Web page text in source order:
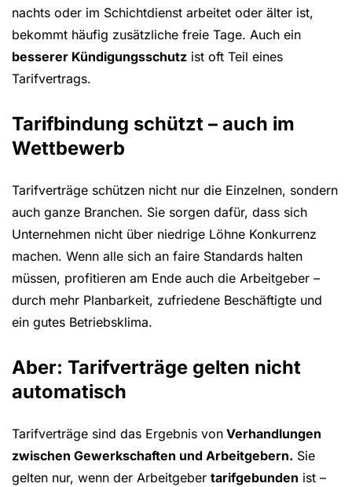
nachts oder im Schichtdienst arbeitet oder älter ist,
bekommt häufig zusätzliche freie Tage. Auch ein
besserer Kündigungsschutz ist oft Teil eines
Tarifvertrags.
Tarifbindung schützt – auch im
Wettbewerb
Tarifverträge schützen nicht nur die Einzelnen, sondern
auch ganze Branchen. Sie sorgen dafür, dass sich
Unternehmen nicht über niedrige Löhne Konkurrenz
machen. Wenn alle sich an faire Standards halten
müssen, profitieren am Ende auch die Arbeitgeber –
durch mehr Planbarkeit, zufriedene Beschäftigte und
ein gutes Betriebsklima.
Aber: Tarifverträge gelten nicht
automatisch
Tarifverträge sind das Ergebnis von Verhandlungen
zwischen Gewerkschaften und Arbeitgebern. Sie
gelten nur, wenn der Arbeitgeber tarifgebunden ist –